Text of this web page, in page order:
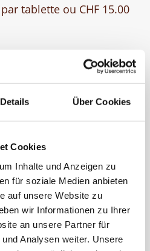
Details Über Cookies
Cookies
Inhalte und Anzeigen zu
für soziale Medien anbieten
auf unsere Website zu
wir Informationen zu Ihrer
an unsere Partner für
Analysen weiter. Unsere
tablette ou CHF 15.00
décoration au chocolat